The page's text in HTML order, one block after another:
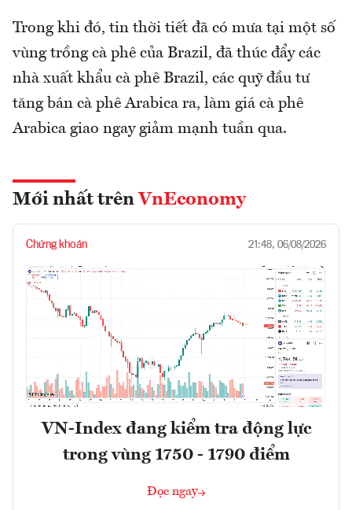
Trong khi đó, tin thời tiết đã có mưa tại một số
vùng trồng cà phê của Brazil, đã thúc đẩy các
nhà xuất khẩu cà phê Brazil, các quỹ đầu tư
tăng bán cà phê Arabica ra, làm giá cà phê
Arabica giao ngay giảm mạnh tuần qua.
Mới nhất trên VnEconomy
Chứng khoán 21:48, 06/08/2026
VN-Index đang kiểm tra động lực
trong vùng 1750 - 1790 điểm
Đọc ngay